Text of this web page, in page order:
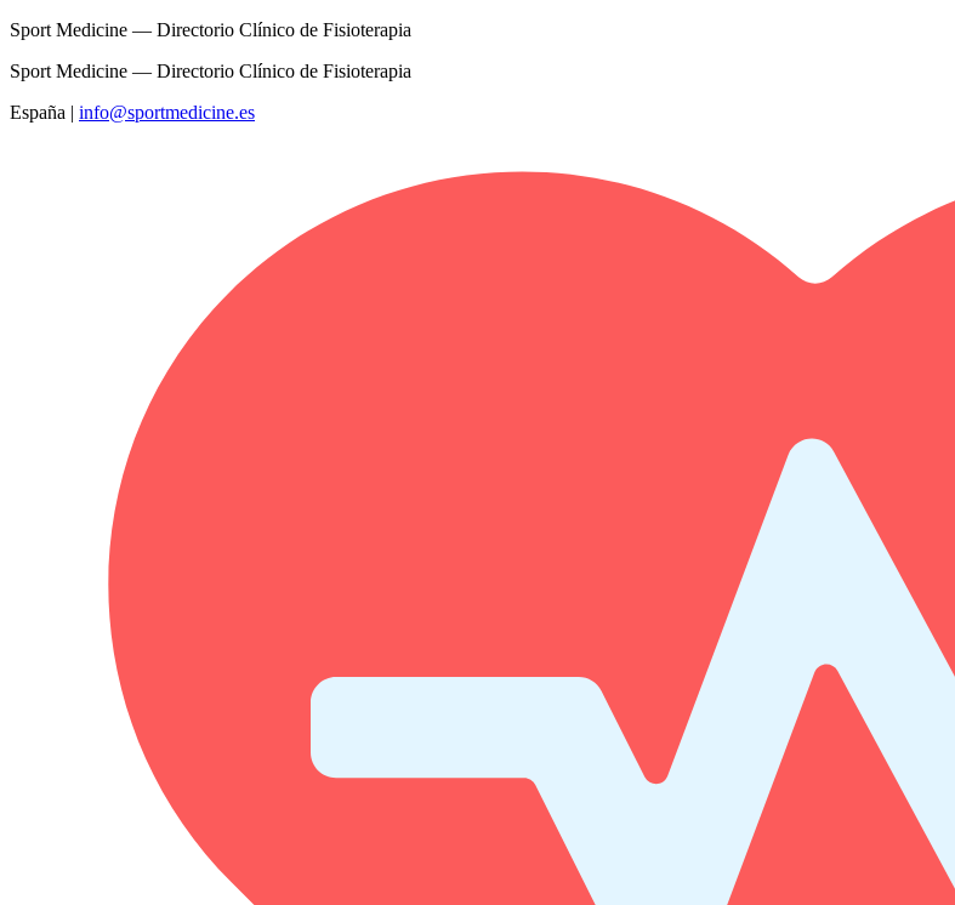
Sport Medicine — Directorio Clínico de Fisioterapia
Sport Medicine — Directorio Clínico de Fisioterapia
España | info@sportmedicine.es